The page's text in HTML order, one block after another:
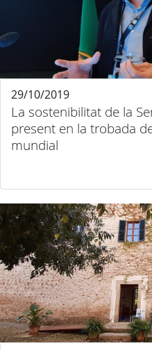
La sostenibilitat de la
present en la trobada
mundial
29/10/2019